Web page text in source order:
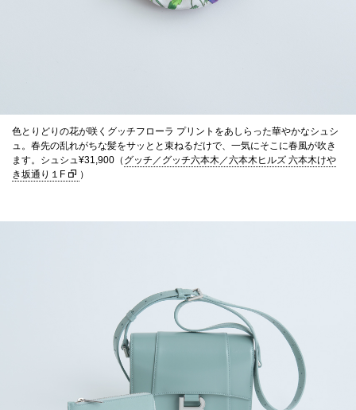
色とりどりの花が咲くグッチフローラ プリントをあしらった華やかなシュシ
ュ。春先の乱れがちな髪をサッとと束ねるだけで、一気にそこに春風が吹き
ます。シュシュ¥31,900（ グッチ／グッチ六本木／六本木ヒルズ 六本木けや
き坂通り１F
）